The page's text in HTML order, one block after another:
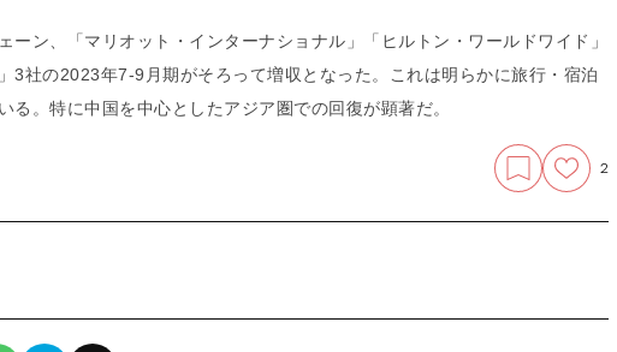
ーン、「マリオット・インターナショナル」「ヒルトン・ワールドワイド」
3社の2023年7-9月期がそろって増収となった。これは明らかに旅行・宿泊
る。特に中国を中心としたアジア圏での回復が顕著だ。
2